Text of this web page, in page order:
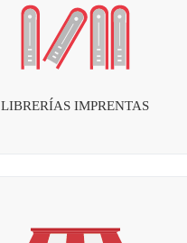
LIBRERÍAS IMPRENTAS